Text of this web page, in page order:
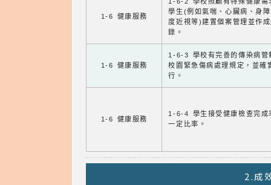
1-6 健康服務
學生(例如氣喘、心臟病、身
度近視等)建置個案管理並作
錄。
1-6 健康服務
1-6-3 學校有完善的傳染病管
校園緊急傷病處理規定，並確
行。
1-6 健康服務
1-6-4 學生接受健康檢查完成
一定比率。
2.成